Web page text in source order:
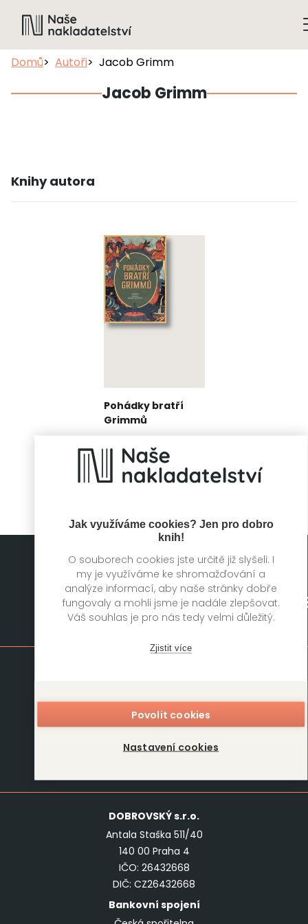
Jak využíváme cookies? Jen pro dobro
knih!
O souborech cookies jste určitě již slyšeli. I
my je využíváme ke shromažďování a
analýze informací, aby naše stránky dobře
fungovaly a mohli jsme je nadále zlepšovat.
Váš souhlas je pro nás tedy velmi důležitý.
Zjistit více
Povolit cookies
Nastavení cookies
Domů Autoři Jacob Grimm
Jacob Grimm
Knihy autora
Pohádky bratří
Grimmů
Wilhelm Grimm
Mapa stránek
Kariéra
Kontakt
DOBROVSKÝs.r.o.
Antala Staška 511/40
140 00 Praha 4
IČO: 26432668
DIČ: CZ26432668
Bankovní spojení